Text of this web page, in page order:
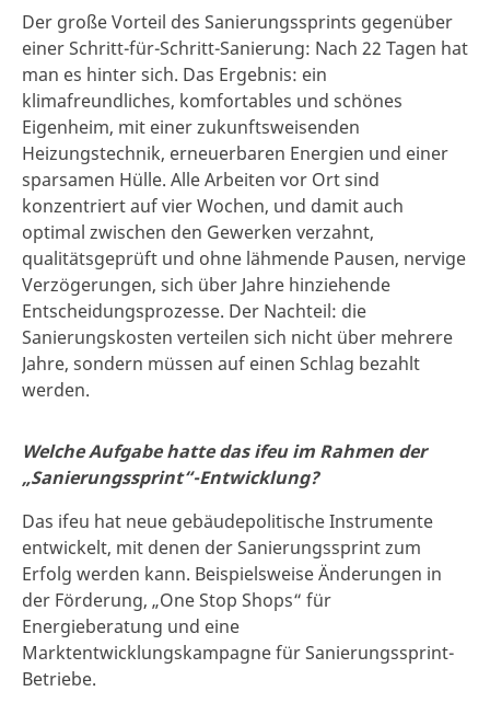
Der große Vorteil des Sanierungssprints gegenüber
einer Schritt-für-Schritt-Sanierung: Nach 22 Tagen hat
man es hinter sich. Das Ergebnis: ein
klimafreundliches, komfortables und schönes
Eigenheim, mit einer zukunftsweisenden
Heizungstechnik, erneuerbaren Energien und einer
sparsamen Hülle. Alle Arbeiten vor Ort sind
konzentriert auf vier Wochen, und damit auch
optimal zwischen den Gewerken verzahnt,
qualitätsgeprüft und ohne lähmende Pausen, nervige
Verzögerungen, sich über Jahre hinziehende
Entscheidungsprozesse. Der Nachteil: die
Sanierungskosten verteilen sich nicht über mehrere
Jahre, sondern müssen auf einen Schlag bezahlt
werden.
Welche Aufgabe hatte das ifeu im Rahmen der
„Sanierungssprint“-Entwicklung?
Das ifeu hat neue gebäudepolitische Instrumente
entwickelt, mit denen der Sanierungssprint zum
Erfolg werden kann. Beispielsweise Änderungen in
der Förderung, „One Stop Shops“ für
Energieberatung und eine
Marktentwicklungskampagne für Sanierungssprint-
Betriebe.